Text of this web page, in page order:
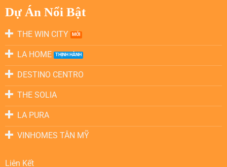
Dự Án Nổi Bật
THE WIN CITY
LA HOME
DESTINO CENTRO
THE SOLIA
LA PURA
VINHOMES TÂN MỸ
Liên Kết